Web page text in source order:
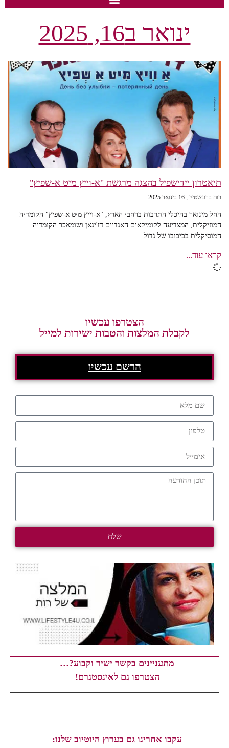
ינואר ב16, 2025
תיאטרון יידישפיל בהצגה מרגשת "א-וייץ מיט א-שפיץ"
רות ברונשטיין 16 בינואר 2025
החל מינואר בהיכלי התרבות ברחבי הארץ, "א-וייץ מיט א-שפיץ" הקומדיה
המוזיקלית, המצדיעה לקומיקאים האגדיים דז'יגאן ושומאכר הקומדיה
המוסיקלית בכיכובו של גדול
קראו עוד...
הצטרפו עכשיו
לקבלת המלצות והטבות ישירות למייל
הרשם עכשיו
שלח
מתעניינים בקשר ישיר וקבוע?…
הצטרפו גם לאינסטגרם!
עקבו אחרינו גם בערוץ היוטיוב שלנו: